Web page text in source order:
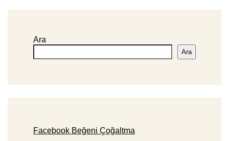
Ara
Ara
Facebook Beğeni Çoğaltma